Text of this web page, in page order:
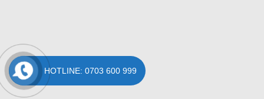
HOTLINE: 0703 600 999